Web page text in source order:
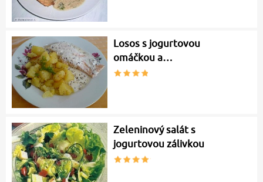
Losos s jogurtovou
omáčkou a…
Zeleninový salát s
jogurtovou zálivkou